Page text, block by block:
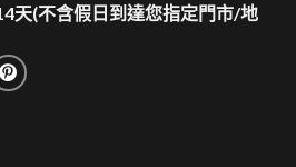
天(不含假日到達您指定門市/地